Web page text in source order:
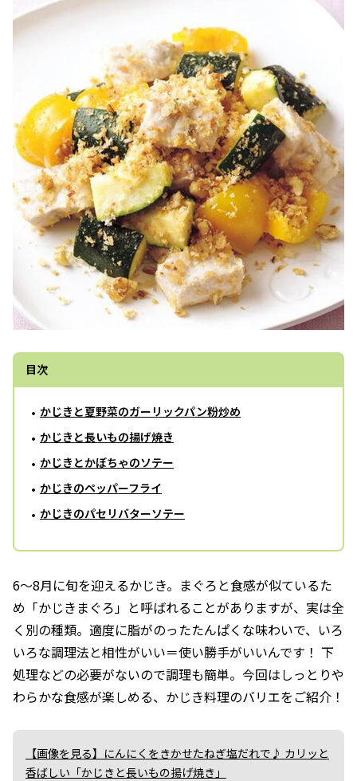
目次
かじきと夏野菜のガーリックパン粉炒め
かじきと長いもの揚げ焼き
かじきとかぼちゃのソテー
かじきのペッパーフライ
かじきのパセリバターソテー
6～8月に旬を迎えるかじき。まぐろと食感が似ているた
め「かじきまぐろ」と呼ばれることがありますが、実は全
く別の種類。適度に脂がのったたんぱくな味わいで、いろ
いろな調理法と相性がいい＝使い勝手がいいんです！ 下
処理などの必要がないので調理も簡単。今回はしっとりや
わらかな食感が楽しめる、かじき料理のバリエをご紹介！
【画像を見る】にんにくをきかせたねぎ塩だれで♪ カリッと
香ばしい「かじきと長いもの揚げ焼き」